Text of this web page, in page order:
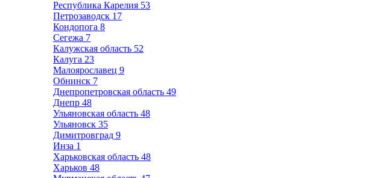
Республика Карелия 53
Петрозаводск 17
Кондопога 8
Сегежа 7
Калужская область 52
Калуга 23
Малоярославец 9
Обнинск 7
Днепропетровская область 49
Днепр 48
Ульяновская область 48
Ульяновск 35
Димитровград 9
Инза 1
Харьковская область 48
Харьков 48